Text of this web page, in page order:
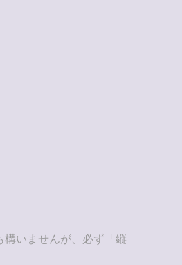
構いませんが、必ず「縦